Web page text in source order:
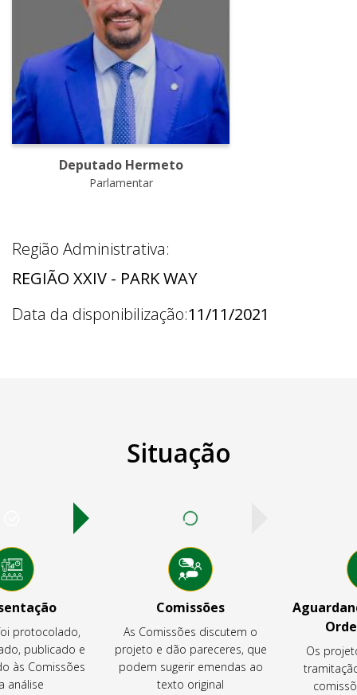
Deputado Hermeto
Parlamentar
Região Administrativa:
REGIÃO XXIV - PARK WAY
Data da disponibilização:11/11/2021
Situação
protocolado,
publicado e
às Comissões
análise
Comissões
As Comissões discutem o
projeto e dão pareceres, que
podem sugerir emendas ao
texto original
Os